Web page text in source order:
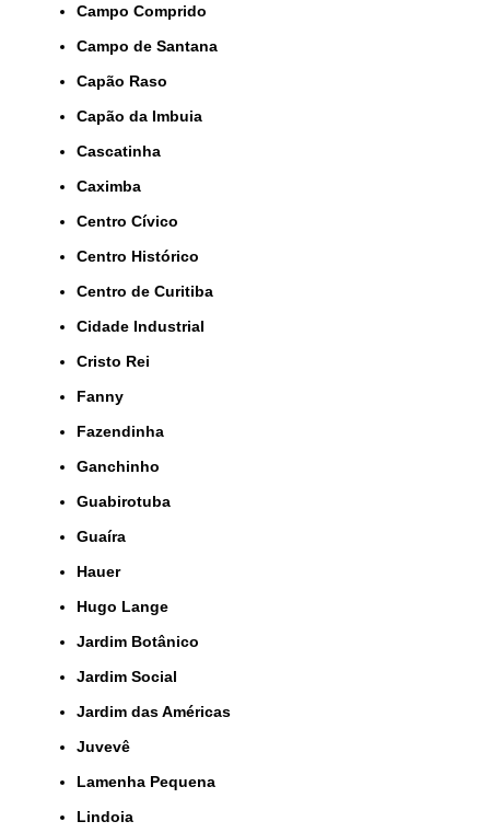
Campo Comprido
Campo de Santana
Capão Raso
Capão da Imbuia
Cascatinha
Caximba
Centro Cívico
Centro Histórico
Centro de Curitiba
Cidade Industrial
Cristo Rei
Fanny
Fazendinha
Ganchinho
Guabirotuba
Guaíra
Hauer
Hugo Lange
Jardim Botânico
Jardim Social
Jardim das Américas
Juvevê
Lamenha Pequena
Lindoia